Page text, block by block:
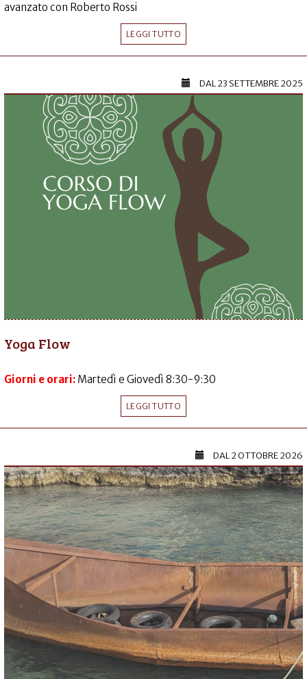
avanzato con Roberto Rossi
LEGGI TUTTO
DAL23 SETTEMBRE 2025
Yoga Flow
Giorni e orari: Martedì e Giovedì 8:30-9:30
LEGGI TUTTO
DAL2 OTTOBRE 2026